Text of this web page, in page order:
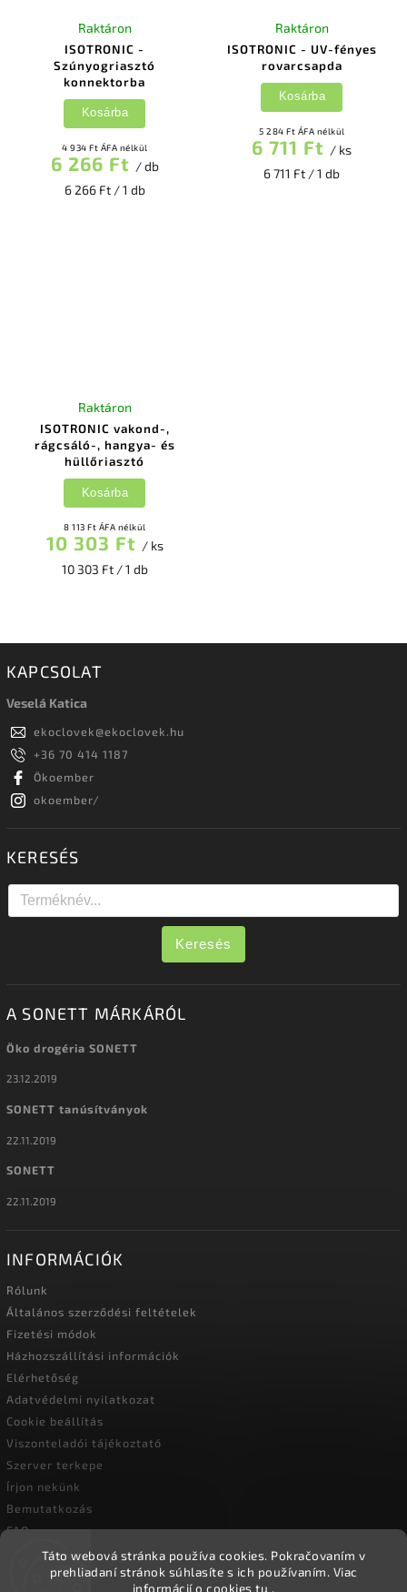
Táto webová stránka používa cookies. Pokračovaním v
prehliadaní stránok súhlasíte s ich používaním. Viac
informácií o cookiestu .
ISOTRONIC -
Szúnyogriasztó
konnektorba
Raktáron
4 934 Ft ÁFA nélkül
6 266 Ft / db
6 266 Ft / 1 db
Kosárba
ISOTRONIC - UV-fényes
rovarcsapda
Raktáron
5 284 Ft ÁFA nélkül
6 711 Ft / ks
6 711 Ft / 1 db
Kosárba
ISOTRONIC vakond-,
rágcsáló-, hangya- és
hüllőriasztó
Raktáron
8 113 Ft ÁFA nélkül
10 303 Ft / ks
10 303 Ft / 1 db
Kosárba
KAPCSOLAT
Veselá Katica
ekoclovek@ekoclovek.hu
+36 70 414 1187
Ökoember
okoember/
KERESÉS
Keresés
A SONETT MÁRKÁRÓL
Öko drogéria SONETT
23.12.2019
SONETT tanúsítványok
22.11.2019
SONETT
22.11.2019
INFORMÁCIÓK
Rólunk
Általános szerződési feltételek
Fizetési módok
Házhozszállítási információk
Elérhetőség
Adatvédelmi nyilatkozat
Cookie beállítás
Viszonteladói tájékoztató
Szerver terkepe
Írjon nekünk
Bemutatkozás
FAQ
Vásárlási útmutató